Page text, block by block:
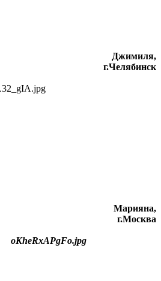
Джимиля,
г.Челябинск
Марияна,
г.Москва